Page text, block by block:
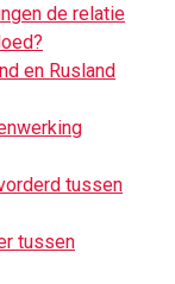
de relatie
en Rusland
tussen
tussen